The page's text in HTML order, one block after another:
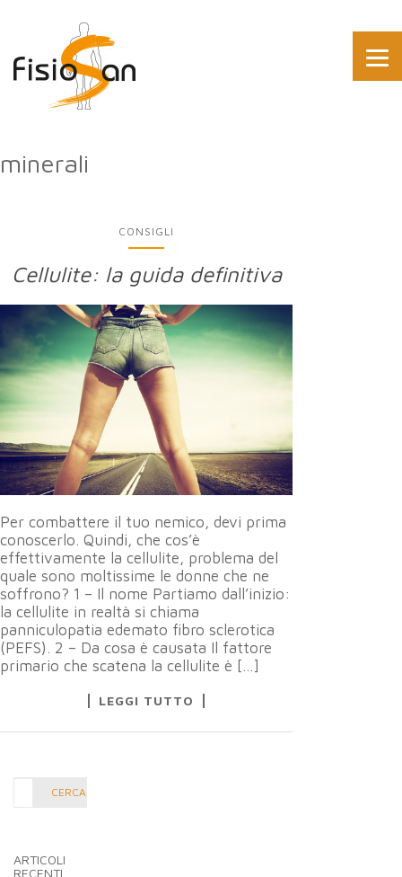
minerali
CONSIGLI
Cellulite: la guida definitiva
Per combattere il tuo nemico, devi prima
conoscerlo. Quindi, che cos’è
effettivamente la cellulite, problema del
quale sono moltissime le donne che ne
soffrono? 1 – Il nome Partiamo dall’inizio:
la cellulite in realtà si chiama
panniculopatia edemato fibro sclerotica
(PEFS). 2 – Da cosa è causata Il fattore
primario che scatena la cellulite è […]
LEGGI TUTTO
CERCA
ARTICOLI
RECENTI